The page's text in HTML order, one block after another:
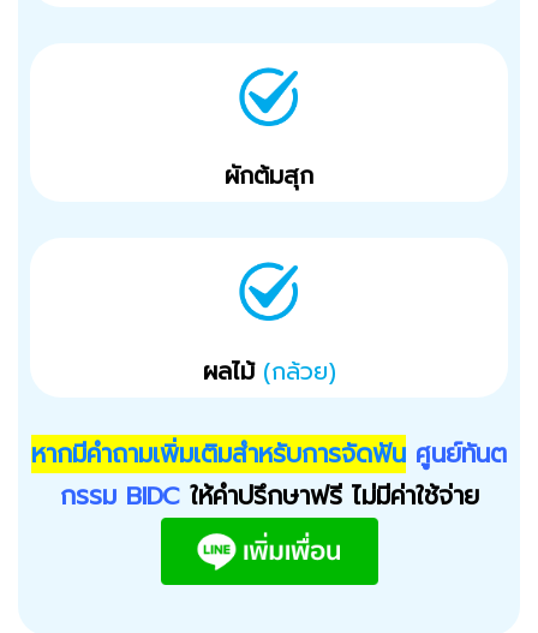
ผักต้มสุก
ผลไม้ (กล้วย)
หากมีคำถามเพิ่มเติมสำหรับการจัดฟัน ศูนย์ทันต
กรรม BIDCให้คำปรึกษาฟรี ไม่มีค่าใช้จ่าย